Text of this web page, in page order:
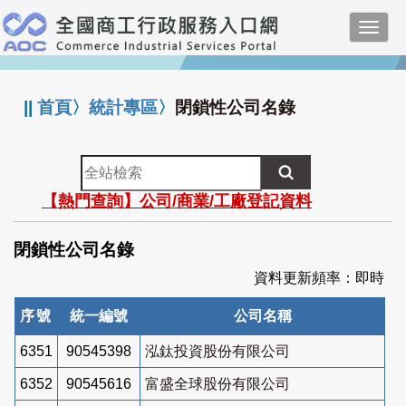
跳
到
主
要
:::
||首頁〉統計專區〉 閉鎖性公司名錄
全
站
檢
索
【熱門查詢】公司/商業/工廠登記資料
閉鎖性公司名錄
資料更新頻率：即時
序號 統一編號 公司名稱
6351 90545398 泓鈦投資股份有限公司
6352 90545616 富盛全球股份有限公司